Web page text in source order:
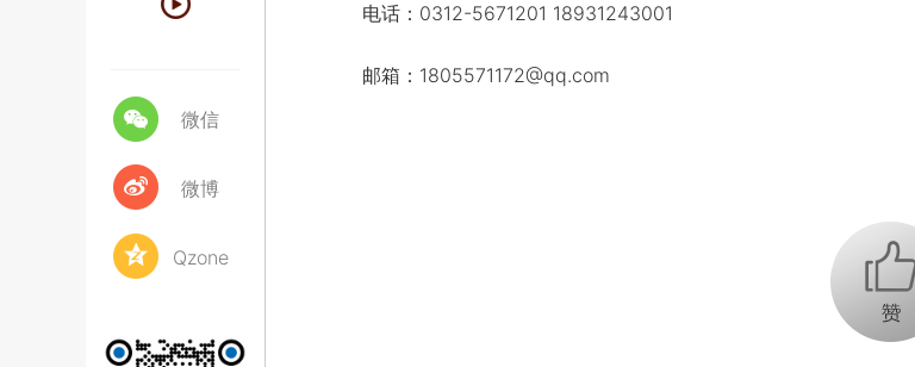
微信
微博
Qzone
电话：0312-5671201 18931243001
邮箱：1805571172@qq.com